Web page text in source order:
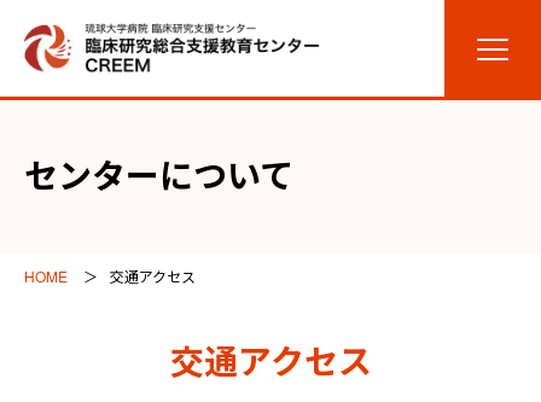
センターについて
HOME 交通アクセス
交通アクセス